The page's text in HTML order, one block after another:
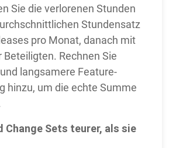
Sie die verlorenen Stunden
Stundensatz
pro Monat, danach mit
Beteiligten. Rechnen Sie
langsamere Feature-
hinzu, um die echte Summe
Change Sets teurer, als sie